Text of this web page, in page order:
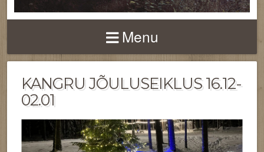
Menu
KANGRU JÕULUSEIKLUS 16.12-
02.01